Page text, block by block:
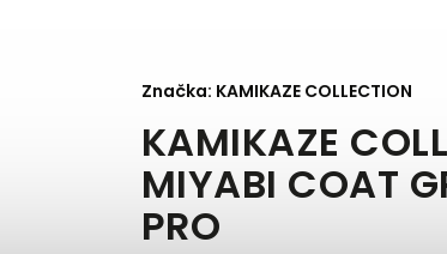
KAMIKAZE
MIYABI COAT
PRO
Značka: KAMIKAZE COLLECTION